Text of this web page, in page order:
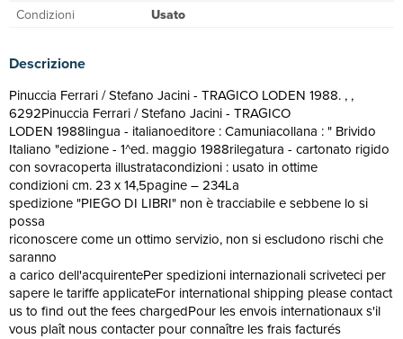
Condizioni
Usato
Descrizione
Pinuccia Ferrari / Stefano Jacini - TRAGICO LODEN 1988. , ,
6292Pinuccia Ferrari / Stefano Jacini - TRAGICO
LODEN 1988lingua - italianoeditore : Camuniacollana : " Brivido
Italiano "edizione - 1^ed. maggio 1988rilegatura - cartonato rigido
con sovracoperta illustratacondizioni : usato in ottime
condizioni cm. 23 x 14,5pagine – 234La
spedizione "PIEGO DI LIBRI" non è tracciabile e sebbene lo si
possa
riconoscere come un ottimo servizio, non si escludono rischi che
saranno
a carico dell'acquirentePer spedizioni internazionali scriveteci per
sapere le tariffe applicateFor international shipping please contact
us to find out the fees chargedPour les envois internationaux s'il
vous plaît nous contacter pour connaître les frais facturés